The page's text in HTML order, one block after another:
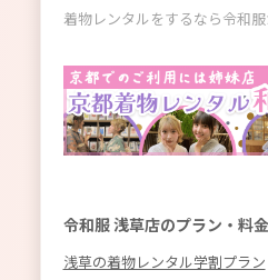
着物レンタルをするなら令和服
令和服 浅草店のプラン・料
浅草の着物レンタル学割プラン